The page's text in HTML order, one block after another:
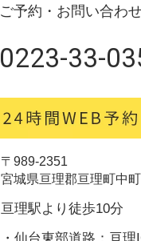
ご予約・お問い合わ
0223-33-
〒989-2351
宮城県亘理郡亘理町中
亘理駅より徒歩10分